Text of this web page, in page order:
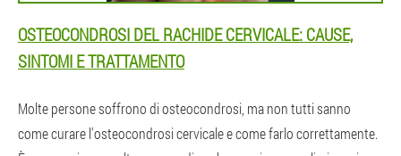
OSTEOCONDROSI DEL RACHIDE CERVICALE: CAUSE,
SINTOMI E TRATTAMENTO
Molte persone soffrono di osteocondrosi, ma non tutti sanno
come curare l'osteocondrosi cervicale e come farlo correttamente.